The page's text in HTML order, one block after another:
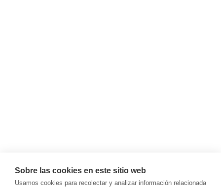
Sobre las cookies en este sitio web
Usamos cookies para recolectar y analizar información relacionada